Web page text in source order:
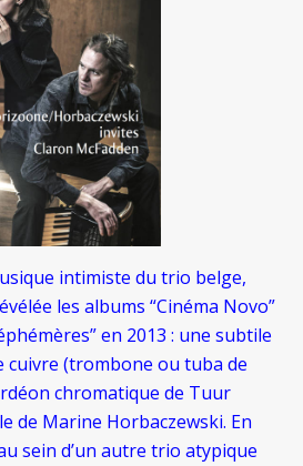
intimiste du trio belge,
les albums “Cinéma Novo”
en 2013 : une subtile
cuivre (trombone ou tuba de
chromatique de Tuur
de Marine Horbaczewski. En
sein d’un autre trio atypique